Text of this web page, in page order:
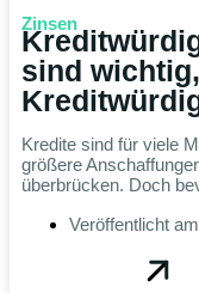
Zinsen
sind
Kredite sind für viele
größere
überbrücken. Doch
Veröffentlicht